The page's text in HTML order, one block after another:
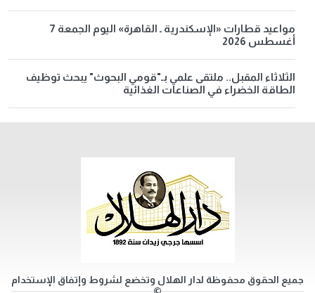
مواعيد قطارات «الإسكندرية ـ القاهرة» اليوم الجمعة 7
أغسطس 2026
الثلاثاء المقبل.. ملتقى علمي بـ"قومي البحوث" يبحث توظيف
الطاقة الخضراء في الصناعات الغذائية
جميع الحقوق محفوظة لدار الهلال وتخضع لشروط وإتفاق الإستخدام